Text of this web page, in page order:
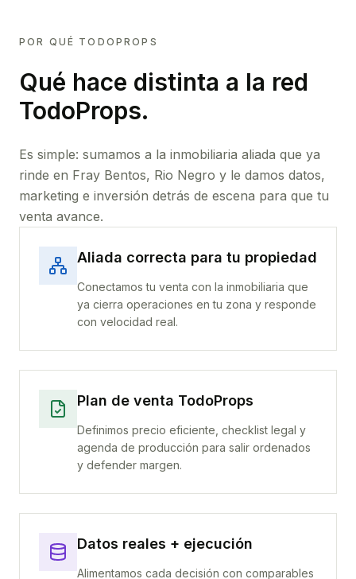
POR QUÉ TODOPROPS
Qué hace distinta a la red
TodoProps.
Es simple: sumamos a la inmobiliaria aliada que ya
rinde en Fray Bentos, Rio Negro y le damos datos,
marketing e inversión detrás de escena para que tu
venta avance.
Aliada correcta para tu propiedad
Conectamos tu venta con la inmobiliaria que
ya cierra operaciones en tu zona y responde
con velocidad real.
Plan de venta TodoProps
Definimos precio eficiente, checklist legal y
agenda de producción para salir ordenados
y defender margen.
Datos reales + ejecución
Alimentamos cada decisión con comparables